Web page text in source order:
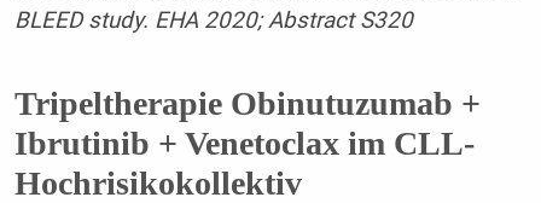
BLEED study. EHA 2020; Abstract S320
Tripeltherapie Obinutuzumab +
Ibrutinib + Venetoclax im CLL-
Hochrisikokollektiv